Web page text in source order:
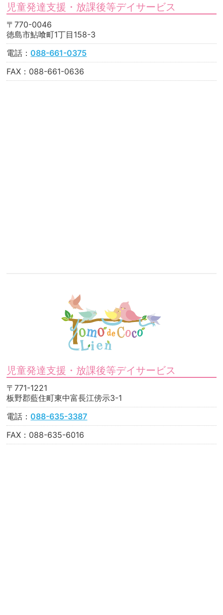
児童発達支援・放課後等デイサービス
〒770-0046
徳島市鮎喰町1丁目158-3
電話：088-661-0375
FAX：088-661-0636
児童発達支援・放課後等デイサービス
〒771-1221
板野郡藍住町東中富長江傍示3-1
電話：088-635-3387
FAX：088-635-6016